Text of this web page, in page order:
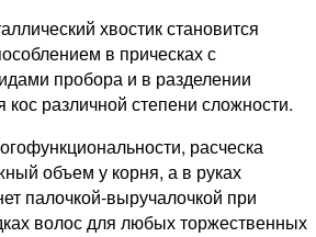
хвостик становится
в прическах с
пробора и в разделении
кос различной степени сложности.
расческа
объем у корня, а в руках
палочкой-выручалочкой при
волос для любых торжественных